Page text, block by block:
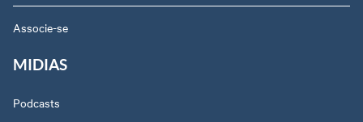
Associe-se
MIDIAS
Podcasts